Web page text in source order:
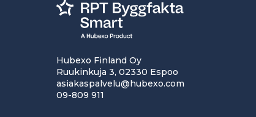
Hubexo Finland Oy
Ruukinkuja 3, 02330 Espoo
asiakaspalvelu@hubexo.com
09-809 911